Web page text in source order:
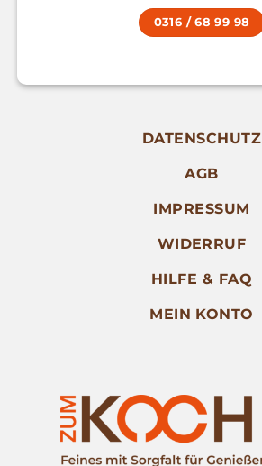
0316 / 68 99 98
DATENSCHUTZ
AGB
IMPRESSUM
WIDERRUF
HILFE & FAQ
MEIN KONTO